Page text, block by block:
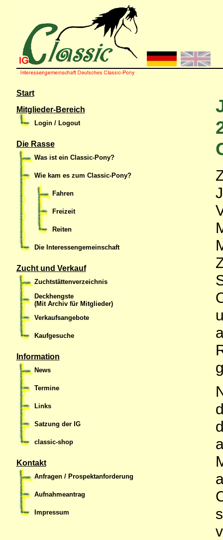
Start
Mitglieder-Bereich
Login / Logout
Die Rasse
Was ist ein Classic-Pony?
Wie kam es zum Classic-Pony?
Fahren
Freizeit
Reiten
Die Interessengemeinschaft
Zucht und Verkauf
Zuchtstättenverzeichnis
Deckhengste
(Mit Archiv für Mitglieder)
Verkaufsangebote
Kaufgesuche
Information
News
Termine
Links
Satzung der IG
classic-shop
Kontakt
Anfragen / Prospektanforderung
Aufnahmeantrag
Impressum